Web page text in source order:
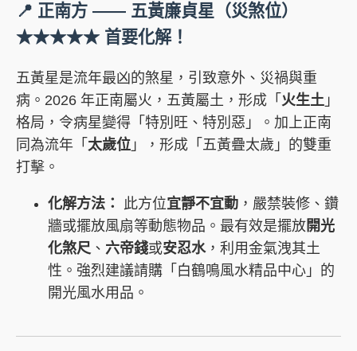
📍 正南方 —— 五黃廉貞星（災煞位）
★★★★★ 首要化解！
五黃星是流年最凶的煞星，引致意外、災禍與重
病。2026 年正南屬火，五黃屬土，形成「 火生土 」
格局，令病星變得「特別旺、特別惡」。加上正南
同為流年「 太歲位 」，形成「五黃疊太歲」的雙重
打擊。
化解方法： 此方位宜靜不宜動 ，嚴禁裝修、鑽
牆或擺放風扇等動態物品。最有效是擺放開光
化煞尺 、 六帝錢或安忍水，利用金氣洩其土
性。強烈建議請購「白鶴鳴風水精品中心」的
開光風水用品。